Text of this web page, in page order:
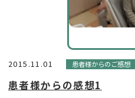
2015.11.01 患者様からのご感想
患者様からの感想1